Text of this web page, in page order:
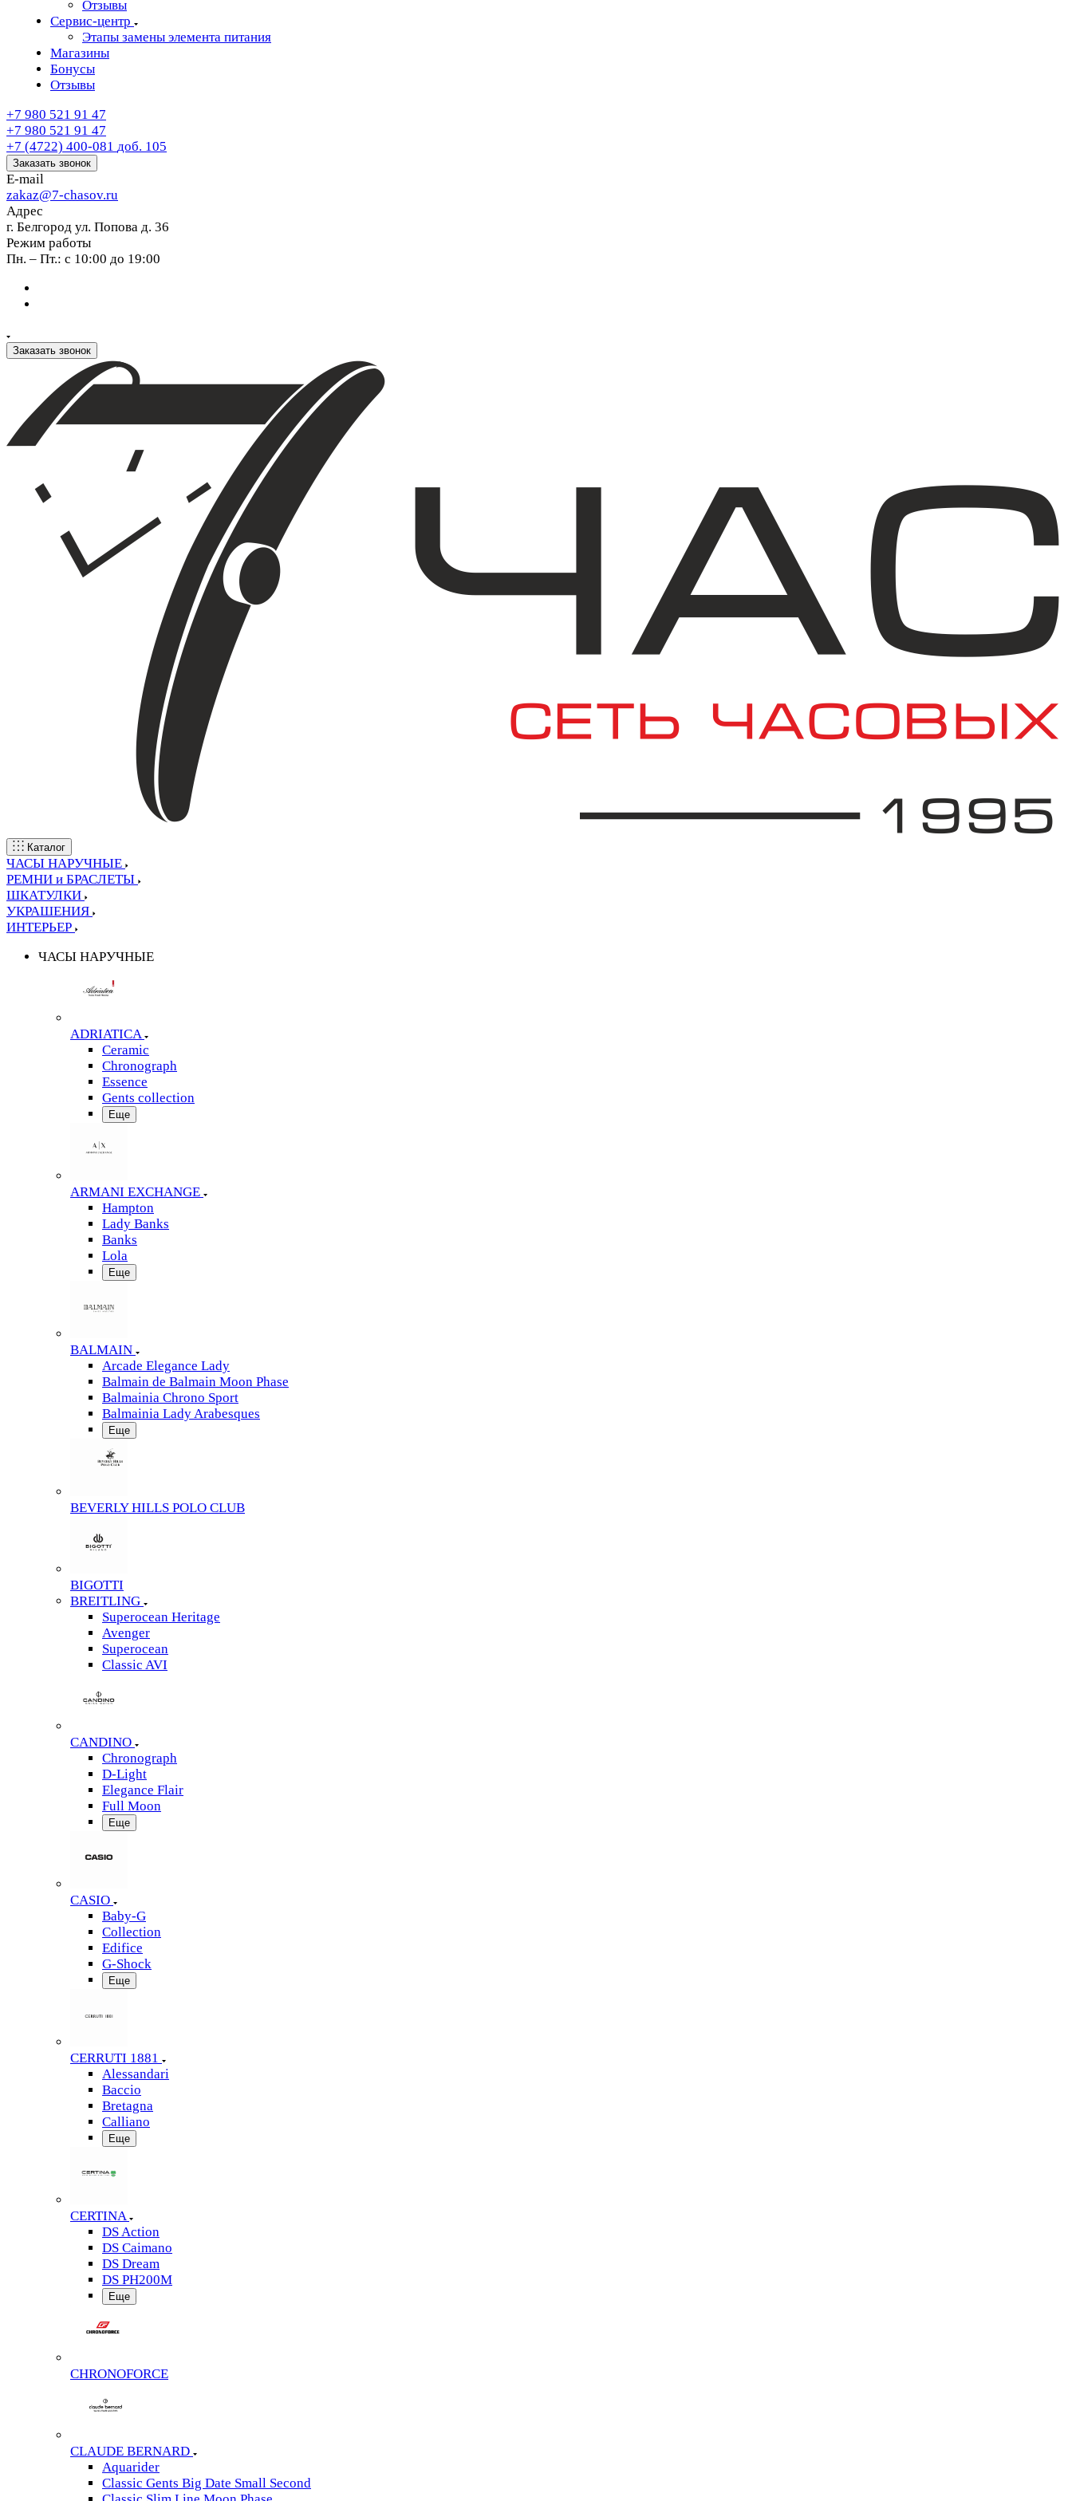
Отзывы
Сервис-центр
Этапы замены элемента питания
Магазины
Бонусы
Отзывы
+7 980 521 91 47
+7 980 521 91 47
+7 (4722) 400-081 доб. 105
Заказать звонок
E-mail
zakaz@7-chasov.ru
Адрес
г. Белгород ул. Попова д. 36
Режим работы
Пн. – Пт.: с 10:00 до 19:00
Заказать звонок
Каталог
ЧАСЫ НАРУЧНЫЕ
РЕМНИ и БРАСЛЕТЫ
ШКАТУЛКИ
УКРАШЕНИЯ
ИНТЕРЬЕР
ЧАСЫ НАРУЧНЫЕ
ADRIATICA
Ceramic
Chronograph
Essence
Gents collection
Еще
ARMANI EXCHANGE
Hampton
Lady Banks
Banks
Lola
Еще
BALMAIN
Arcade Elegance Lady
Balmain de Balmain Moon Phase
Balmainia Chrono Sport
Balmainia Lady Arabesques
Еще
BEVERLY HILLS POLO CLUB
BIGOTTI
BREITLING
Superocean Heritage
Avenger
Superocean
Classic AVI
CANDINO
Chronograph
D-Light
Elegance Flair
Full Moon
Еще
CASIO
Baby-G
Collection
Edifice
G-Shock
Еще
CERRUTI 1881
Alessandari
Baccio
Bretagna
Calliano
Еще
CERTINA
DS Action
DS Caimano
DS Dream
DS PH200M
Еще
CHRONOFORCE
CLAUDE BERNARD
Aquarider
Classic Gents Big Date Small Second